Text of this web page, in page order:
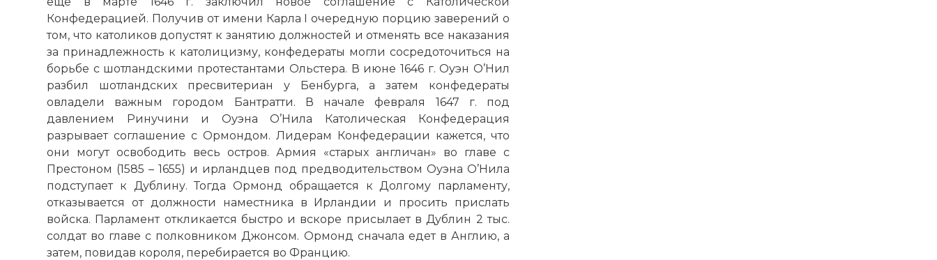
Конфедерацией. Получив от имени Карла I очередную порцию заверений о
том, что католиков допустят к занятию должностей и отменять все наказания
за принадлежность к католицизму, конфедераты могли сосредоточиться на
борьбе с шотландскими протестантами Ольстера. В июне 1646 г. Оуэн О’Нил
разбил шотландских пресвитериан у Бенбурга, а затем конфедераты
овладели важным городом Бантратти. В начале февраля 1647 г. под
давлением Ринучини и Оуэна О’Нила Католическая Конфедерация
разрывает соглашение с Ормондом. Лидерам Конфедерации кажется, что
они могут освободить весь остров. Армия «старых англичан» во главе с
Престоном (1585 – 1655) и ирландцев под предводительством Оуэна О’Нила
подступает к Дублину. Тогда Ормонд обращается к Долгому парламенту,
отказывается от должности наместника в Ирландии и просить прислать
войска. Парламент откликается быстро и вскоре присылает в Дублин 2 тыс.
солдат во главе с полковником Джонсом. Ормонд сначала едет в Англию, а
затем, повидав короля, перебирается во Францию.